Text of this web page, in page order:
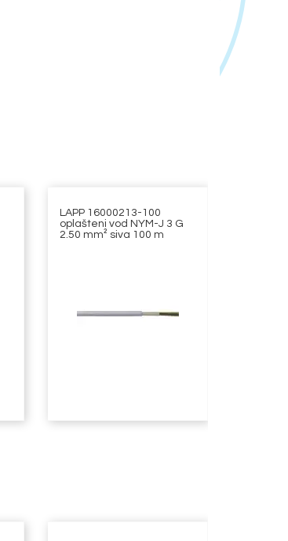
LAPP 16000213-100
oplašteni vod NYM-J 3 G
2.50 mm² siva 100 m